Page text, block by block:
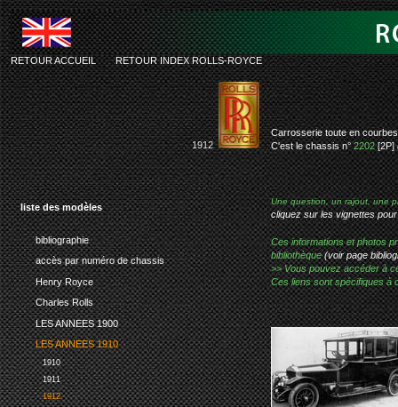
liste des modèles
bibliographie
accès par numéro de chassis
Henry Royce
Charles Rolls
LES ANNEES 1900
LES ANNEES 1910
1910
1911
1912
rolls-
RETOUR ACCUEIL-RETOUR INDEX ROLLS-ROYCE
1912
Carrosserie toute en
C'est le chassis n°2202[2P]
Une question, un rajout, une
cliquez sur les vignettes
Ces informations et photos
bibliothèque(voir page
>> Vous pouvez accéder à
Ces liens sont spécifiques à